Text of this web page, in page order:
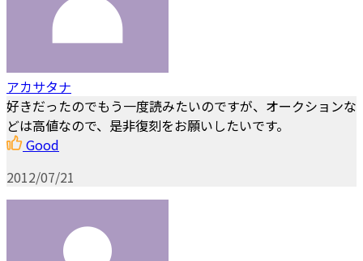
アカサタナ
好きだったのでもう一度読みたいのですが、オークションな
どは高値なので、是非復刻をお願いしたいです。
Good
2012/07/21